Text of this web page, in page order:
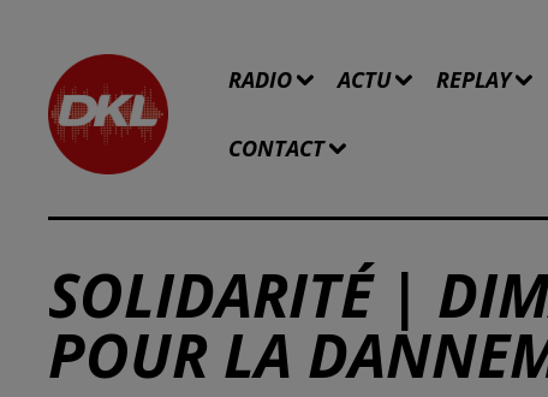
RADIO ACTU REPLAY
CONTACT
SOLIDARITÉ |
POUR LA